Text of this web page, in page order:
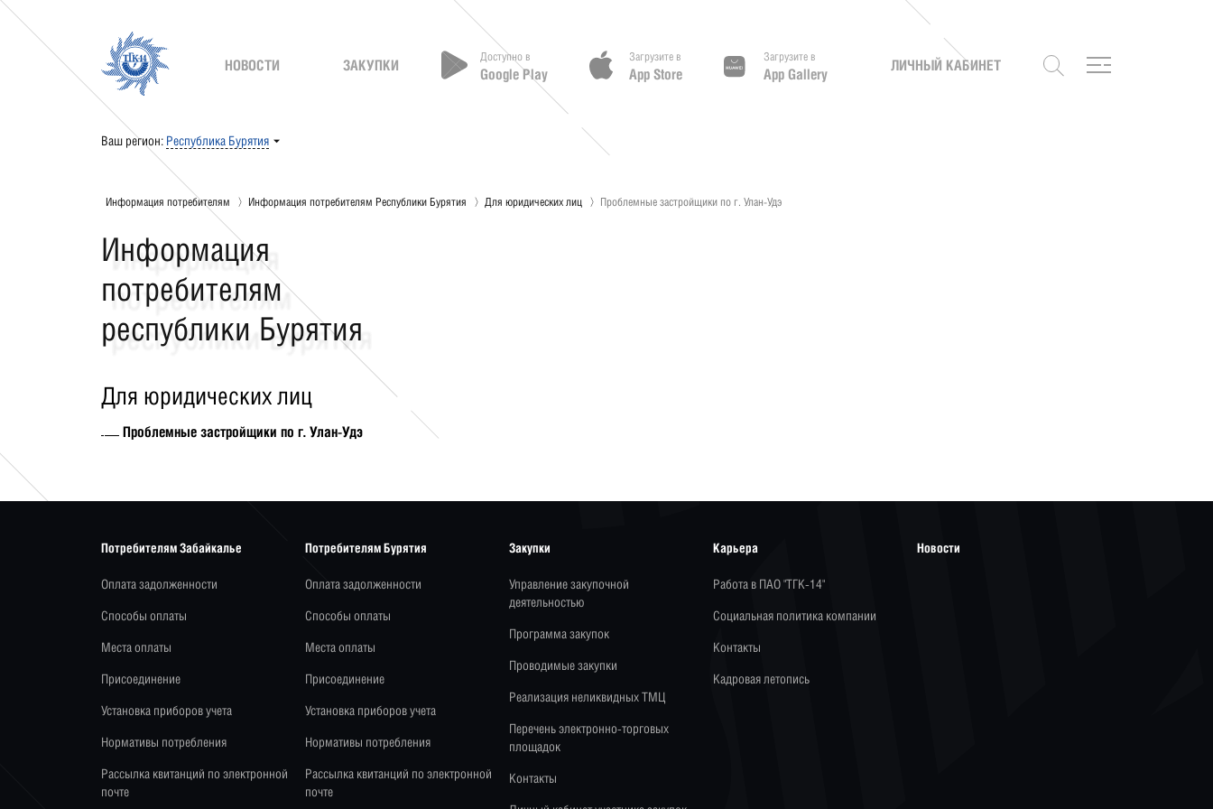
НОВОСТИ ЗАКУПКИ
Доступно в
Google Play
Загрузите в
App Store
Загрузите в
App Gallery
ЛИЧНЫЙ КАБИНЕТ
Ваш регион: Республика Бурятия
Информация потребителям Информация потребителям Республики Бурятия Для юридических лиц Проблемные застройщики по г. Улан-Удэ
Информация
потребителям
республики Бурятия
Для юридических лиц
Проблемные застройщики по г. Улан-Удэ
Потребителям Забайкалье
Оплата задолженности
Способы оплаты
Места оплаты
Присоединение
Установка приборов учета
Нормативы потребления
Рассылка квитанций по электронной
почте
Потребителям Бурятия
Оплата задолженности
Способы оплаты
Места оплаты
Присоединение
Установка приборов учета
Нормативы потребления
Рассылка квитанций по электронной
почте
Закупки
Управление закупочной
деятельностью
Программа закупок
Проводимые закупки
Реализация неликвидных ТМЦ
Перечень электронно-торговых
площадок
Контакты
Карьера
Работа в ПАО "ТГК-14"
Социальная политика компании
Контакты
Кадровая летопись
Новости